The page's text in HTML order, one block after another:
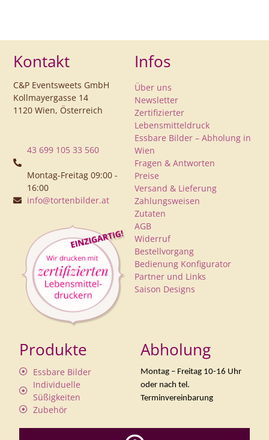
Kontakt
C&P Eventsweets GmbH
Kollmayergasse 14
1120 Wien, Österreich
43 699 105 33 560
Montag-Freitag 09:00 -
16:00
info@tortenbilder.at
Infos
Über uns
Newsletter
Zertifizierter
Lebensmitteldruck
Essbare Bilder – Abholung in
Wien
Fragen & Antworten
Preise
Versand & Lieferung
Zahlungsweisen
Zutaten
AGB
Widerruf
Bestellvorgang
Bedienung Konfigurator
Partner und Links
Saison Designs
Produkte
Essbare Bilder
Individuelle
Süßigkeiten
Zubehör
Abholung
Montag – Freitag 10-16 Uhr
oder nach tel.
Terminvereinbarung